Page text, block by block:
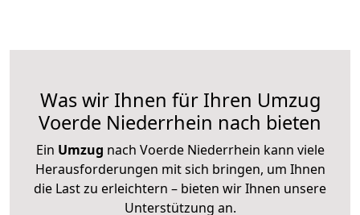
Was wir Ihnen für Ihren Umzug
Voerde Niederrhein nach bieten
Ein Umzug nach Voerde Niederrhein kann viele
Herausforderungen mit sich bringen, um Ihnen
die Last zu erleichtern – bieten wir Ihnen unsere
Unterstützung an.